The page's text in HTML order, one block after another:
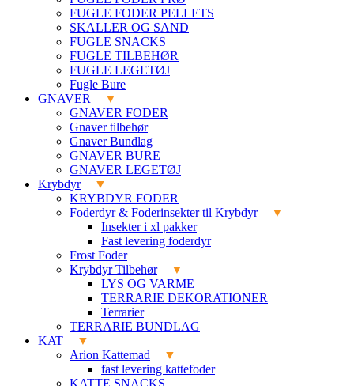
FUGLE FODER PELLETS
SKALLER OG SAND
FUGLE SNACKS
FUGLE TILBEHØR
FUGLE LEGETØJ
Fugle Bure
GNAVER
GNAVER FODER
Gnaver tilbehør
Gnaver Bundlag
GNAVER BURE
GNAVER LEGETØJ
Krybdyr
KRYBDYR FODER
Foderdyr & Foderinsekter til Krybdyr
Insekter i xl pakker
Fast levering foderdyr
Frost Foder
Krybdyr Tilbehør
LYS OG VARME
TERRARIE DEKORATIONER
Terrarier
TERRARIE BUNDLAG
KAT
Arion Kattemad
fast levering kattefoder
KATTE SNACKS